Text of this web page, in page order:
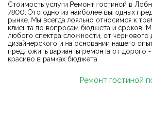
Стоимость услуги Ремонт гостиной в
7800. Это одно из наиболее выгодных
рынке. Мы всегда лояльно относимся к
клиента по вопросам бюджета и сроков.
любого спектра сложности, от чернового
дизайнерского и на основании нашего
предложить варианты ремонта от дорого -
красиво в рамках бюджета.
Ремонт гостиной